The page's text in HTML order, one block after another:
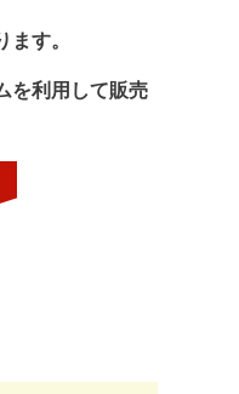
す。
を利用して販売